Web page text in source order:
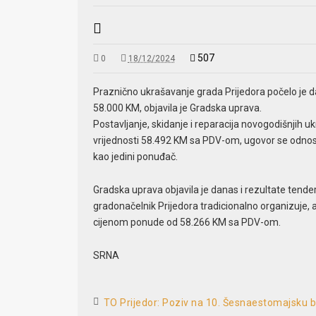
0 18/12/2024 507
Praznično ukrašavanje grada Prijedora počelo je
58.000 KM, objavila je Gradska uprava.
Postavljanje, skidanje i reparacija novogodišnjih
vrijednosti 58.492 KM sa PDV-om, ugovor se
kao jedini ponuđač.
Gradska uprava objavila je danas i rezultate
gradonačelnik Prijedora tradicionalno organizuje,
cijenom ponude od 58.266 KM sa PDV-om.
SRNA
TO Prijedor: Poziv na 10. Šesnaestomajsku